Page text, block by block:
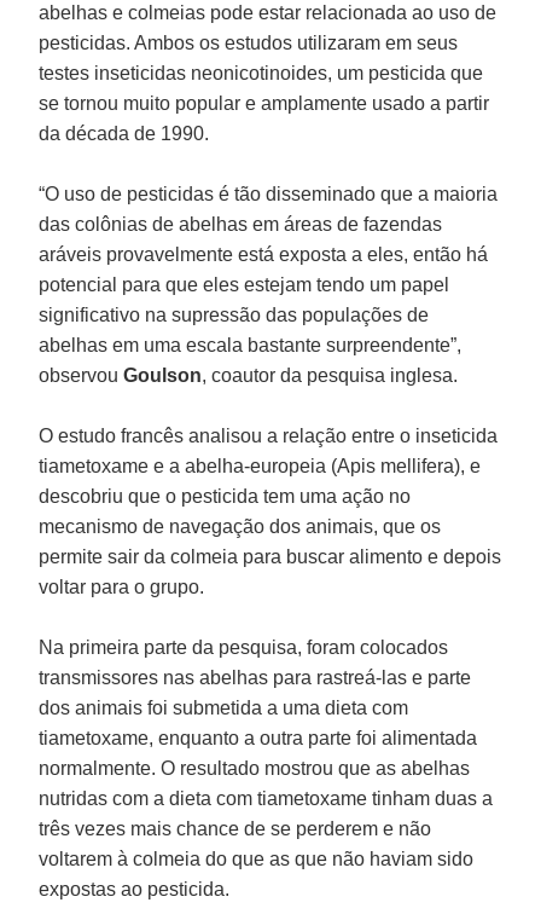
abelhas e colmeias pode estar relacionada ao uso de
pesticidas. Ambos os estudos utilizaram em seus
testes inseticidas neonicotinoides, um pesticida que
se tornou muito popular e amplamente usado a partir
da década de 1990.
“O uso de pesticidas é tão disseminado que a maioria
das colônias de abelhas em áreas de fazendas
aráveis provavelmente está exposta a eles, então há
potencial para que eles estejam tendo um papel
significativo na supressão das populações de
abelhas em uma escala bastante surpreendente”,
observouGoulson, coautor da pesquisa inglesa.
O estudo francês analisou a relação entre o inseticida
tiametoxame e a abelha-europeia (Apis mellifera), e
descobriu que o pesticida tem uma ação no
mecanismo de navegação dos animais, que os
permite sair da colmeia para buscar alimento e depois
voltar para o grupo.
Na primeira parte da pesquisa, foram colocados
transmissores nas abelhas para rastreá-las e parte
dos animais foi submetida a uma dieta com
tiametoxame, enquanto a outra parte foi alimentada
normalmente. O resultado mostrou que as abelhas
nutridas com a dieta com tiametoxame tinham duas a
três vezes mais chance de se perderem e não
voltarem à colmeia do que as que não haviam sido
expostas ao pesticida.